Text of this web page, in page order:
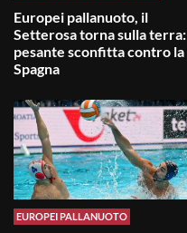
Europei pallanuoto, il
Setterosa torna sulla terra:
pesante sconfitta contro la
Spagna
EUROPEI PALLANUOTO